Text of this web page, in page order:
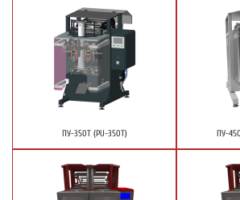
ПУ-350Т (PU-350T) ПУ-